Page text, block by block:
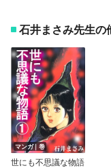
石井まさみ先生の
マンガ｜巻
世にも不思議な物語